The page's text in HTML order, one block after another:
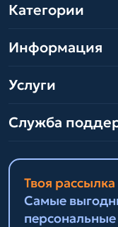
Категории
Информация
Услуги
Служба
Твоя рассылка
Самые